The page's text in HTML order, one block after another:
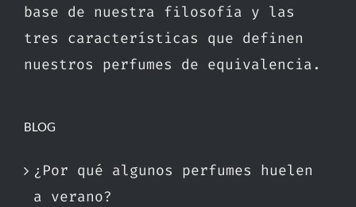
base de nuestra filosofía y las
tres características que definen
nuestros perfumes de equivalencia.
BLOG
¿Por qué algunos perfumes huelen
a verano?